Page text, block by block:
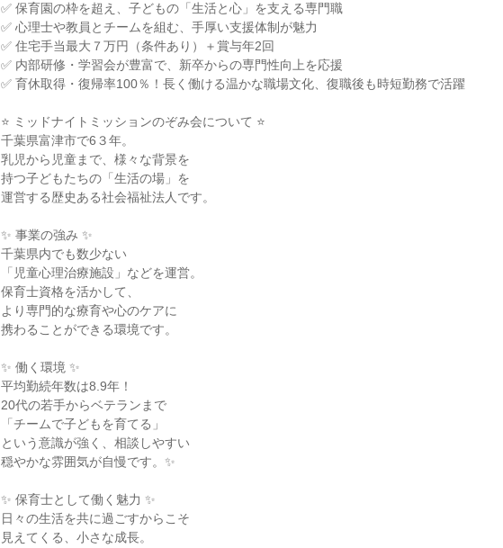
✅ 保育園の枠を超え、子どもの「生活と心」を支える専門職
✅ 心理士や教員とチームを組む、手厚い支援体制が魅力
✅ 住宅手当最大７万円（条件あり）＋賞与年2回
✅ 内部研修・学習会が豊富で、新卒からの専門性向上を応援
✅ 育休取得・復帰率100％！長く働ける温かな職場文化、復職後も時短勤務で活躍
⭐ ミッドナイトミッションのぞみ会について ⭐
千葉県富津市で6３年。
乳児から児童まで、様々な背景を
持つ子どもたちの「生活の場」を
運営する歴史ある社会福祉法人です。
✨ 事業の強み ✨
千葉県内でも数少ない
「児童心理治療施設」などを運営。
保育士資格を活かして、
より専門的な療育や心のケアに
携わることができる環境です。
✨ 働く環境 ✨
平均勤続年数は8.9年！
20代の若手からベテランまで
「チームで子どもを育てる」
という意識が強く、相談しやすい
穏やかな雰囲気が自慢です。✨
✨ 保育士として働く魅力 ✨
日々の生活を共に過ごすからこそ
見えてくる、小さな成長。